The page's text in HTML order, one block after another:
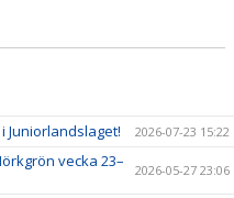
Juniorlandslaget! 2026-07-23 15:22
vecka 23–
2026-05-27 23:06